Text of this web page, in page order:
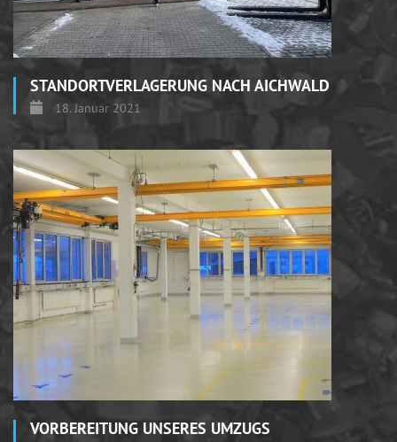
STANDORTVERLAGERUNG NACH AICHWALD
18. Januar 2021
VORBEREITUNG UNSERES UMZUGS